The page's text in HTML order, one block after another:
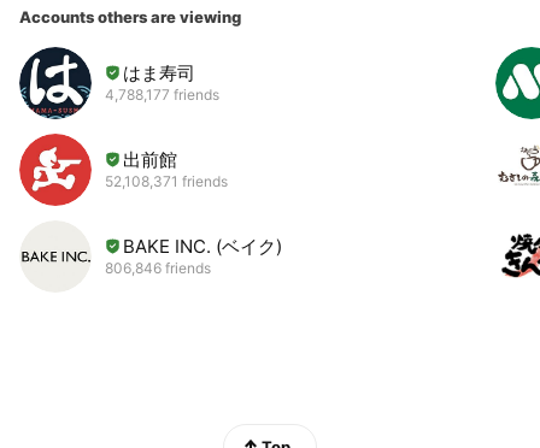
Accounts others are viewing
はま寿司
4,788,177 friends
出前館
52,108,371 friends
BAKE INC. (ベイク)
806,846 friends